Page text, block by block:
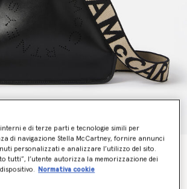
con Logo
e di terze parti e tecnologie simili per
di navigazione Stella McCartney, fornire annunci
personalizzati e analizzare l’utilizzo del sito.
tutti”, l’utente autorizza la memorizzazione dei
Normativa cookie